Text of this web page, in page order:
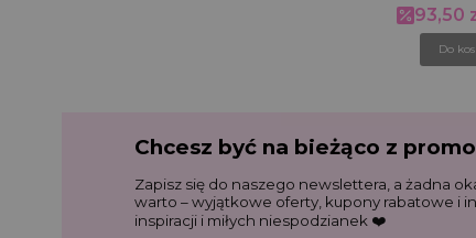
Cena
93,50
Do
Chcesz być na bieżąco z
Zapisz się do naszego newslettera, a żadna
warto – wyjątkowe oferty, kupony rabatowe i
inspiracji i miłych niespodzianek ❤️